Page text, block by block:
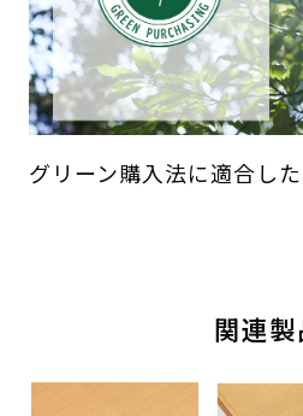
グリーン購入法に適合した
関連製